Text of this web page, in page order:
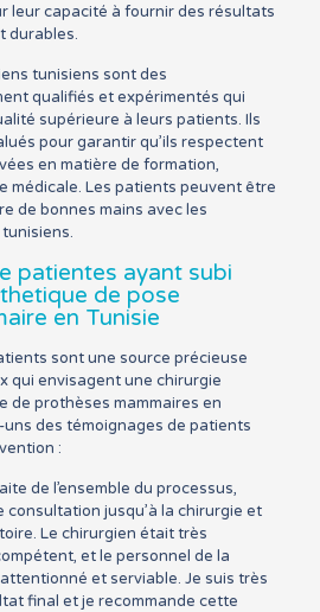
leur capacité à fournir des résultats
durables.
tunisiens sont des
qualifiés et expérimentés qui
supérieure à leurs patients. Ils
pour garantir qu’ils respectent
en matière de formation,
médicale. Les patients peuvent être
de bonnes mains avec les
patientes ayant subi
de pose
en Tunisie
sont une source précieuse
qui envisagent une chirurgie
de prothèses mammaires en
uns des témoignages de patients
:
de l’ensemble du processus,
consultation jusqu’à la chirurgie et
Le chirurgien était très
et le personnel de la
et serviable. Je suis très
final et je recommande cette